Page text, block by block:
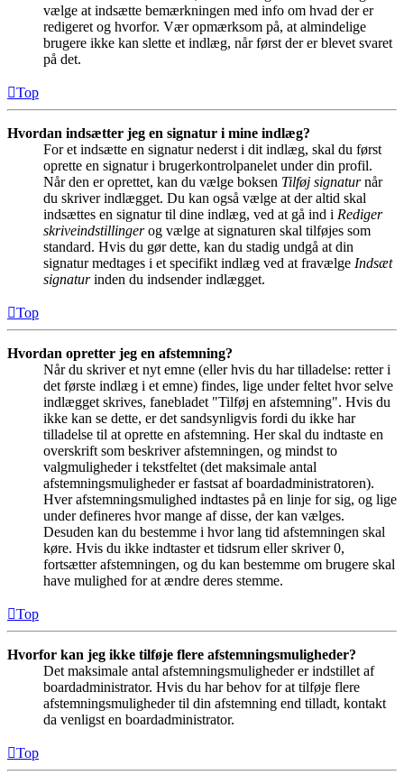
vælge at indsætte bemærkningen med info om hvad der er
redigeret og hvorfor. Vær opmærksom på, at almindelige
brugere ikke kan slette et indlæg, når først der er blevet svaret
på det.
Top
Hvordan indsætter jeg en signatur i mine indlæg?
For et indsætte en signatur nederst i dit indlæg, skal du først
oprette en signatur i brugerkontrolpanelet under din profil.
Når den er oprettet, kan du vælge boksen Tilføj signaturnår
du skriver indlægget. Du kan også vælge at der altid skal
indsættes en signatur til dine indlæg, ved at gå ind i Rediger
skriveindstillingerog vælge at signaturen skal tilføjes som
standard. Hvis du gør dette, kan du stadig undgå at din
signatur medtages i et specifikt indlæg ved at fravælge Indsæt
signaturinden du indsender indlægget.
Top
Hvordan opretter jeg en afstemning?
Når du skriver et nyt emne (eller hvis du har tilladelse: retter i
det første indlæg i et emne) findes, lige under feltet hvor selve
indlægget skrives, fanebladet "Tilføj en afstemning". Hvis du
ikke kan se dette, er det sandsynligvis fordi du ikke har
tilladelse til at oprette en afstemning. Her skal du indtaste en
overskrift som beskriver afstemningen, og mindst to
valgmuligheder i tekstfeltet (det maksimale antal
afstemningsmuligheder er fastsat af boardadministratoren).
Hver afstemningsmulighed indtastes på en linje for sig, og lige
under defineres hvor mange af disse, der kan vælges.
Desuden kan du bestemme i hvor lang tid afstemningen skal
køre. Hvis du ikke indtaster et tidsrum eller skriver 0,
fortsætter afstemningen, og du kan bestemme om brugere skal
have mulighed for at ændre deres stemme.
Top
Hvorfor kan jeg ikke tilføje flere afstemningsmuligheder?
Det maksimale antal afstemningsmuligheder er indstillet af
boardadministrator. Hvis du har behov for at tilføje flere
afstemningsmuligheder til din afstemning end tilladt, kontakt
da venligst en boardadministrator.
Top